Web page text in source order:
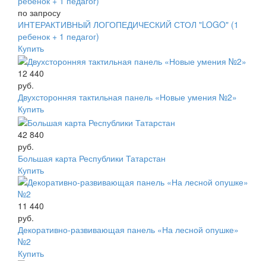
по запросу
ИНТЕРАКТИВНЫЙ ЛОГОПЕДИЧЕСКИЙ СТОЛ "LOGO" (1
ребенок + 1 педагог)
Купить
12 440
руб.
Двухсторонняя тактильная панель «Новые умения №2»
Купить
42 840
руб.
Большая карта Республики Татарстан
Купить
11 440
руб.
Декоративно-развивающая панель «На лесной опушке»
№2
Купить